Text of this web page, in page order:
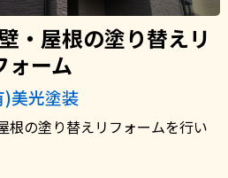
・屋根の塗り替えリ
ォーム
)美光塗装
根の塗り替えリフォームを行い